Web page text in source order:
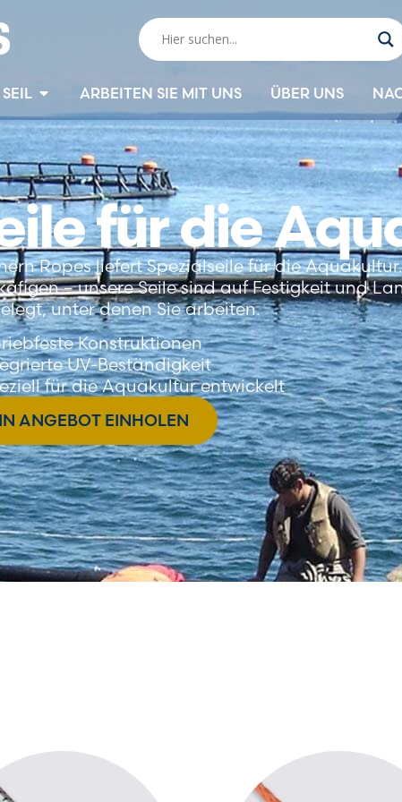
ARBEITEN SIE MIT UNS ÜBER UNS
für die
Ropes liefert Spezialseile für die
– unsere Seile sind auf Festigkeit und
unter denen Sie arbeiten.
Konstruktionen
UV-Beständigkeit
für die Aquakultur entwickelt
ANGEBOT EINHOLEN